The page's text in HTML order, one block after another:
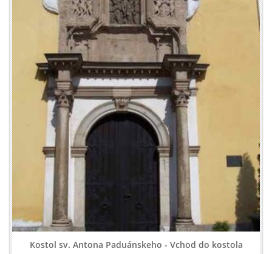
Kostol sv. Antona Paduánskeho - Vchod do kostola